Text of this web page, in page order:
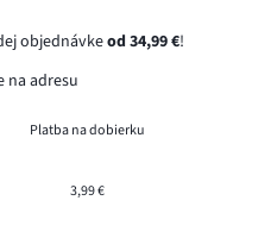
objednávkeod 34,99 €!
na adresu
Platba na dobierku
3,99 €